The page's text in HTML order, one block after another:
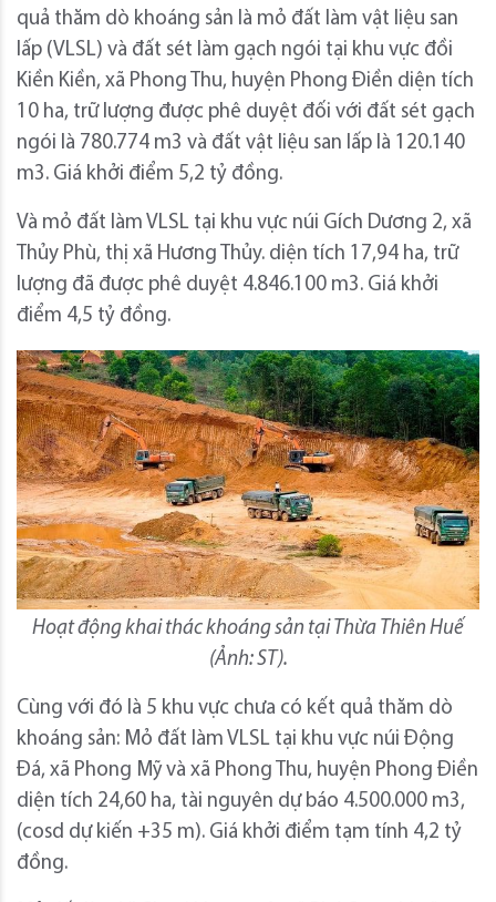
quả thăm dò khoáng sản là mỏ đất làm vật liệu san
lấp (VLSL) và đất sét làm gạch ngói tại khu vực đồi
Kiền Kiền, xã Phong Thu, huyện Phong Điền diện tích
10 ha, trữ lượng được phê duyệt đối với đất sét gạch
ngói là 780.774 m3 và đất vật liệu san lấp là 120.140
m3. Giá khởi điểm 5,2 tỷ đồng.
Và mỏ đất làm VLSL tại khu vực núi Gích Dương 2, xã
Thủy Phù, thị xã Hương Thủy. diện tích 17,94 ha, trữ
lượng đã được phê duyệt 4.846.100 m3. Giá khởi
điểm 4,5 tỷ đồng.
Hoạt động khai thác khoáng sản tại Thừa Thiên Huế
(Ảnh: ST).
Cùng với đó là 5 khu vực chưa có kết quả thăm dò
khoáng sản: Mỏ đất làm VLSL tại khu vực núi Động
Đá, xã Phong Mỹ và xã Phong Thu, huyện Phong Điền
diện tích 24,60 ha, tài nguyên dự báo 4.500.000 m3,
(cosd dự kiến +35 m). Giá khởi điểm tạm tính 4,2 tỷ
đồng.